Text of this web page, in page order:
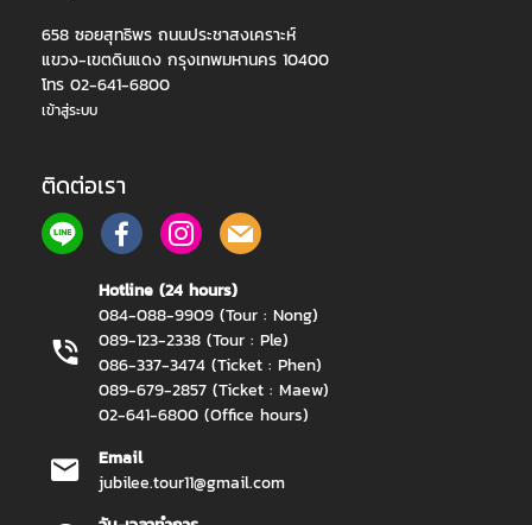
658 ซอยสุทธิพร ถนนประชาสงเคราะห์
แขวง-เขตดินแดง กรุงเทพมหานคร 10400
โทร 02-641-6800
เข้าสู่ระบบ
ติดต่อเรา
Hotline (24 hours)
084-088-9909 (Tour : Nong)
089-123-2338 (Tour : Ple)
086-337-3474 (Ticket : Phen)
089-679-2857 (Ticket : Maew)
02-641-6800 (Office hours)
Email
jubilee.tour11@gmail.com